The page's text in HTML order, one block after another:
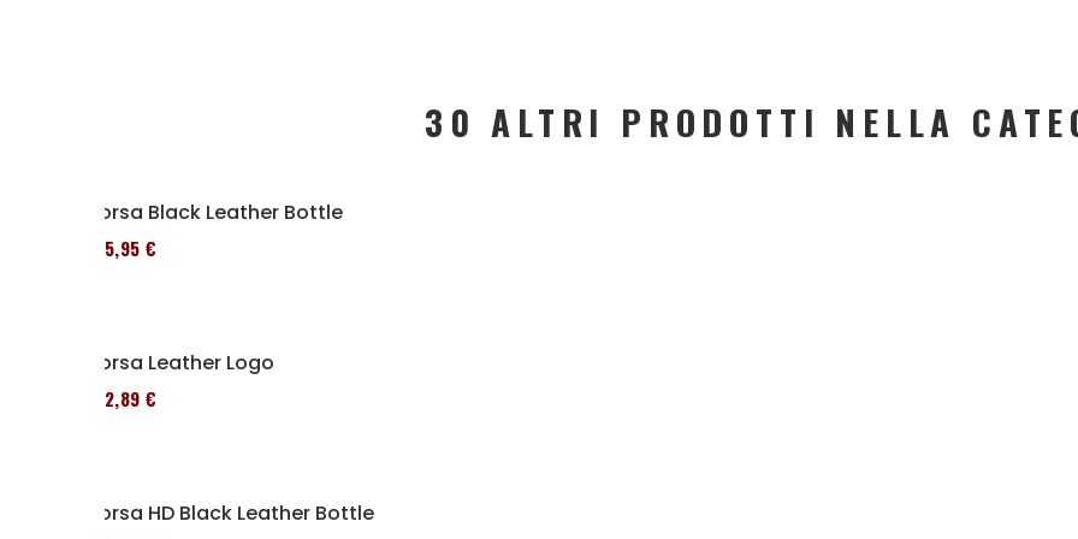
30 ALTRI PRODOTTI NELLA
Borsa Black Leather Bottle
185,95 €
Borsa Leather Logo
152,89 €
Borsa HD Black Leather Bottle